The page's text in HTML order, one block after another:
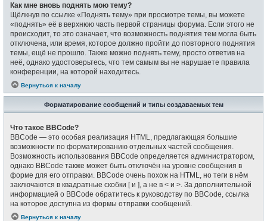
Как мне вновь поднять мою тему?
Щёлкнув по ссылке «Поднять тему» при просмотре темы, вы можете
«поднять» её в верхнюю часть первой страницы форума. Если этого не
происходит, то это означает, что возможность поднятия тем могла быть
отключена, или время, которое должно пройти до повторного поднятия
темы, ещё не прошло. Также можно поднять тему, просто ответив на
неё, однако удостоверьтесь, что тем самым вы не нарушаете правила
конференции, на которой находитесь.
Вернуться к началу
Форматирование сообщений и типы создаваемых тем
Что такое BBCode?
BBCode — это особая реализация HTML, предлагающая большие
возможности по форматированию отдельных частей сообщения.
Возможность использования BBCode определяется администратором,
однако BBCode также может быть отключён на уровне сообщения в
форме для его отправки. BBCode очень похож на HTML, но теги в нём
заключаются в квадратные скобки [ и ], а не в < и >. За дополнительной
информацией о BBCode обратитесь к руководству по BBCode, ссылка
на которое доступна из формы отправки сообщений.
Вернуться к началу